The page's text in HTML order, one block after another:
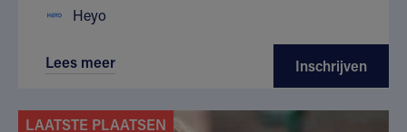
Heyo
Lees meer Inschrijven
LAATSTE PLAATSEN